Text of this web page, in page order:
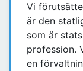
Vi
är den
som är
profession.
en